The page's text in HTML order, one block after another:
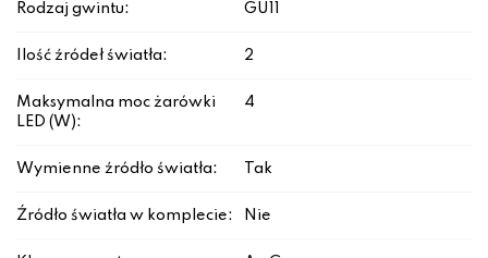
Rodzaj gwintu: GU11
Ilość źródeł światła: 2
Maksymalna moc żarówki
LED (W):
4
Wymienne źródło światła: Tak
Źródło światła w komplecie: Nie